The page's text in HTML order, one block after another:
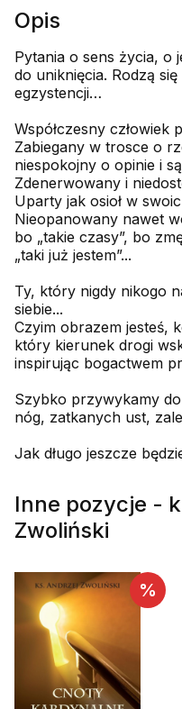
Opis
Pytania o sens życia, o
do uniknięcia. Rodzą
egzystencji…
Współczesny
Zabiegany w trosce o
niespokojny o opinie i
Zdenerwowany i
Uparty jak osioł w
Nieopanowany nawet
bo „takie czasy”, bo
„taki już jestem”...
Ty, który nigdy nikogo
siebie...
Czyim obrazem jesteś,
który kierunek drogi
inspirując bogactwem
Szybko przywykamy
nóg, zatkanych ust,
Jak długo jeszcze
Inne pozycje -
Zwoliński
%